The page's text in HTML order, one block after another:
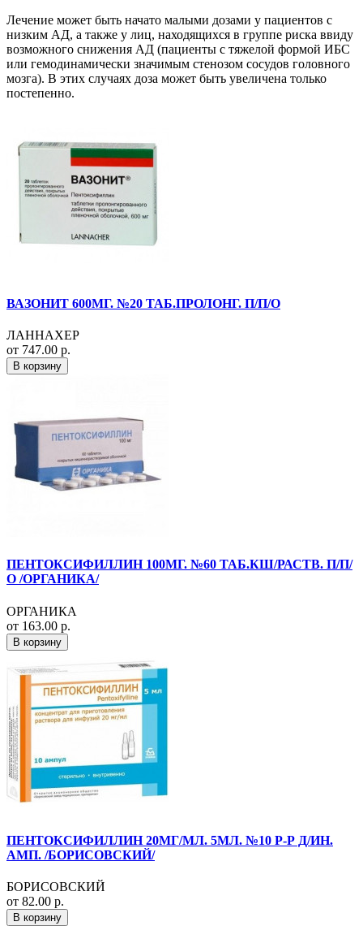
Лечение может быть начато малыми дозами у пациентов с
низким АД, а также у лиц, находящихся в группе риска ввиду
возможного снижения АД (пациенты с тяжелой формой ИБС
или гемодинамически значимым стенозом сосудов головного
мозга). В этих случаях доза может быть увеличена только
постепенно.
ВАЗОНИТ 600МГ. №20 ТАБ.ПРОЛОНГ. П/П/О
ЛАННАХЕР
от 747.00 р.
В корзину
ПЕНТОКСИФИЛЛИН 100МГ. №60 ТАБ.КШ/РАСТВ. П/П/
О /ОРГАНИКА/
ОРГАНИКА
от 163.00 р.
В корзину
ПЕНТОКСИФИЛЛИН 20МГ/МЛ. 5МЛ. №10 Р-Р Д/ИН.
АМП. /БОРИСОВСКИЙ/
БОРИСОВСКИЙ
от 82.00 р.
В корзину